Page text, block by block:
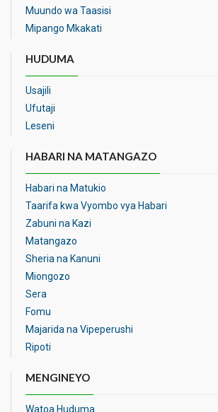
Muundo wa Taasisi
Mipango Mkakati
HUDUMA
Usajili
Ufutaji
Leseni
HABARI NA MATANGAZO
Habari na Matukio
Taarifa kwa Vyombo vya Habari
Zabuni na Kazi
Matangazo
Sheria na Kanuni
Miongozo
Sera
Fomu
Majarida na Vipeperushi
Ripoti
MENGINEYO
Watoa Huduma